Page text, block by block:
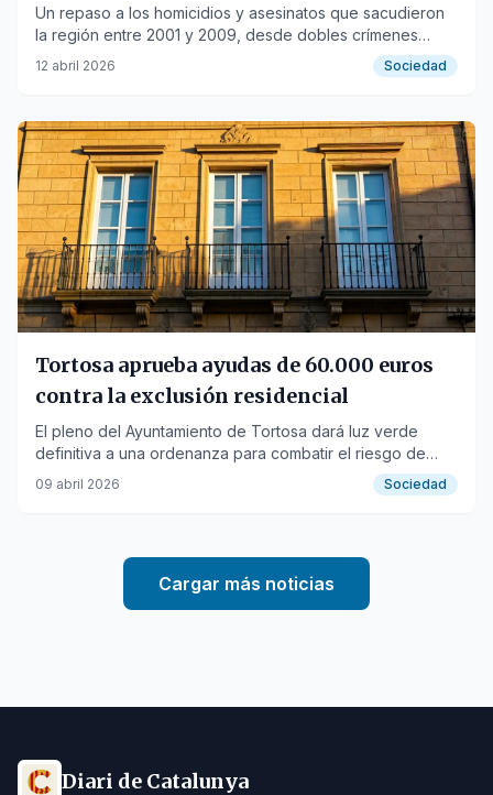
primera década del siglo
Un repaso a los homicidios y asesinatos que sacudieron
la región entre 2001 y 2009, desde dobles crímenes
hasta casos de violencia machista y parricidios.
12 abril 2026 Sociedad
Tortosa aprueba ayudas de 60.000 euros
contra la exclusión residencial
El pleno del Ayuntamiento de Tortosa dará luz verde
definitiva a una ordenanza para combatir el riesgo de
exclusión residencial con 60.000 euros.
09 abril 2026 Sociedad
Cargar más noticias
Diari de Catalunya